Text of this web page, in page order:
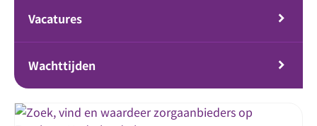
Vacatures
Wachttijden